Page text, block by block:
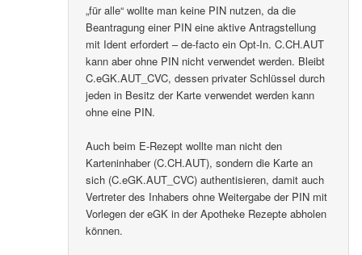
„für alle“ wollte man keine PIN nutzen, da die
Beantragung einer PIN eine aktive Antragstellung
mit Ident erfordert – de-facto ein Opt-In. C.CH.AUT
kann aber ohne PIN nicht verwendet werden. Bleibt
C.eGK.AUT_CVC, dessen privater Schlüssel durch
jeden in Besitz der Karte verwendet werden kann
ohne eine PIN.
Auch beim E-Rezept wollte man nicht den
Karteninhaber (C.CH.AUT), sondern die Karte an
sich (C.eGK.AUT_CVC) authentisieren, damit auch
Vertreter des Inhabers ohne Weitergabe der PIN mit
Vorlegen der eGK in der Apotheke Rezepte abholen
können.